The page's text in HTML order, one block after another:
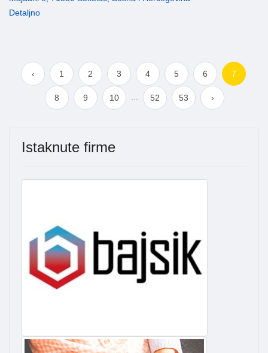
Detaljno
‹ 1 2 3 4 5 6 7
8 9 10 ... 52 53 ›
Istaknute firme